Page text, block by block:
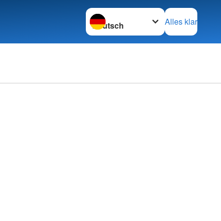
Sprache wechseln zu
Alles klar